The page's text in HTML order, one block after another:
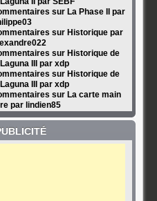
sur La Phase II par
sur Historique par
sur Historique de
Laguna III par xdp
sur Historique de
Laguna III par xdp
sur La carte main
par lindien85